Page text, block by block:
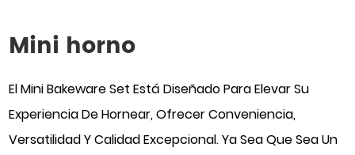
Mini horno
El Mini Bakeware Set Está Diseñado Para Elevar Su
Experiencia De Hornear, Ofrecer Conveniencia,
Versatilidad Y Calidad Excepcional. Ya Sea Que Sea Un